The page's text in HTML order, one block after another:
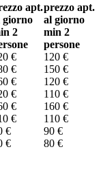
apt.
giorno
2
prezzo apt.
al giorno
min 2
persone
€
120 €
€
150 €
€
120 €
€
110 €
€
160 €
€
110 €
€
90 €
€ 80 €